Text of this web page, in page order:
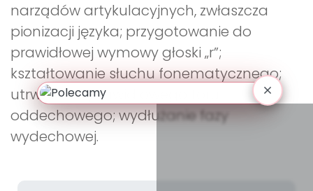
narządów artykulacyjnych, zwłaszcza
pionizacji języka; przygotowanie do
prawidłowej wymowy głoski „r”;
kształtowanie słuchu fonematycznego;
utrwalanie prawidłowego toru
oddechowego; wydłużanie fazy
wydechowej.